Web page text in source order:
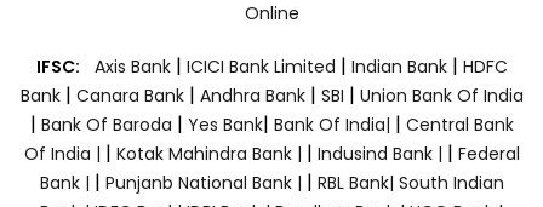
Online
IFSC: Axis Bank | ICICI Bank Limited | Indian Bank | HDFC
Bank| Canara Bank | Andhra Bank| SBI | Union Bank Of India
| Bank Of Baroda | Yes Bank| Bank Of India| | Central Bank
Of India | | Kotak Mahindra Bank | | Indusind Bank | | Federal
Bank | | Punjanb National Bank | | RBL Bank| South Indian